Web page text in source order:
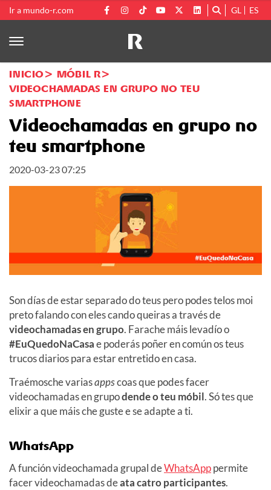
Ir a mundo-r.com GL ES
INICIO
MÓBIL R
VIDEOCHAMADAS EN GRUPO NO TEU
SMARTPHONE
Videochamadas en grupo no
teu smartphone
2020-03-23 07:25
Son días de estar separado do teus pero podes telos moi
preto falando con eles cando queiras a través de
videochamadas en grupo. Farache máis levadío o
#EuQuedoNaCasae poderás poñer en común os teus
trucos diarios para estar entretido en casa.
Traémosche variasappscoas que podes facer
videochamadas en grupodende o teu móbil. Só tes que
elixir a que máis che guste e se adapte a ti.
WhatsApp
A función videochamada grupal deWhatsApppermite
facer videochamadas deata catro participantes.